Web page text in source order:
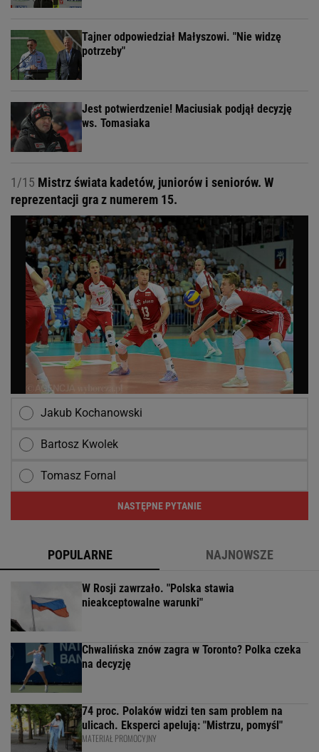
Tajner odpowiedział Małyszowi. "Nie widzę
potrzeby"
Jest potwierdzenie! Maciusiak podjął decyzję
ws. Tomasiaka
1/15 Mistrz świata kadetów, juniorów i seniorów. W
reprezentacji gra z numerem 15.
Jakub Kochanowski
Bartosz Kwolek
Tomasz Fornal
NASTĘPNE PYTANIE
POPULARNE NAJNOWSZE
W Rosji zawrzało. "Polska stawia
nieakceptowalne warunki"
Chwalińska znów zagra w Toronto? Polka czeka
na decyzję
74 proc. Polaków widzi ten sam problem na
ulicach. Eksperci apelują: "Mistrzu, pomyśl"
MATERIAŁ PROMOCYJNY